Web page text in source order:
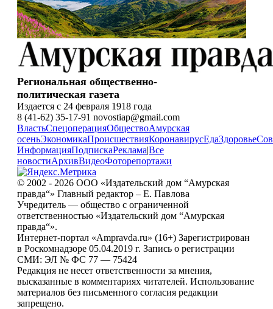
Региональная общественно-
политическая газета
Издается с 24 февраля 1918 года
8 (41-62) 35-17-91 novostiap@gmail.com
ВластьСпецоперацияОбществоАмурская
осеньЭкономикаПроисшествияКоронавирусЕдаЗдоровье
ИнформацияПодпискаРеклама|Все
новостиАрхивВидеоФоторепортажи
© 2002 - 2026 ООО «Издательский дом “Амурская
правда“» Главный редактор – Е. Павлова
Учредитель — общество с ограниченной
ответственностью «Издательский дом “Амурская
правда“».
Интернет-портал «Ampravda.ru» (16+) Зарегистрирован
в Роскомнадзоре 05.04.2019 г. Запись о регистрации
СМИ: ЭЛ № ФС 77 — 75424
Редакция не несет ответственности за мнения,
высказанные в комментариях читателей. Использование
материалов без письменного согласия редакции
запрещено.